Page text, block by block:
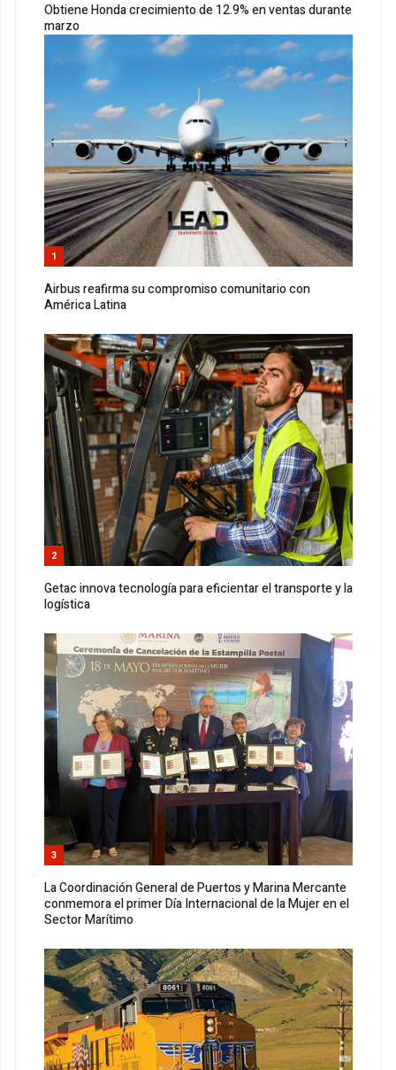
Obtiene Honda crecimiento de 12.9% en ventas durante
marzo
1
Airbus reafirma su compromiso comunitario con
América Latina
2
Getac innova tecnología para eficientar el transporte y la
logística
3
La Coordinación General de Puertos y Marina Mercante
conmemora el primer Día Internacional de la Mujer en el
Sector Marítimo